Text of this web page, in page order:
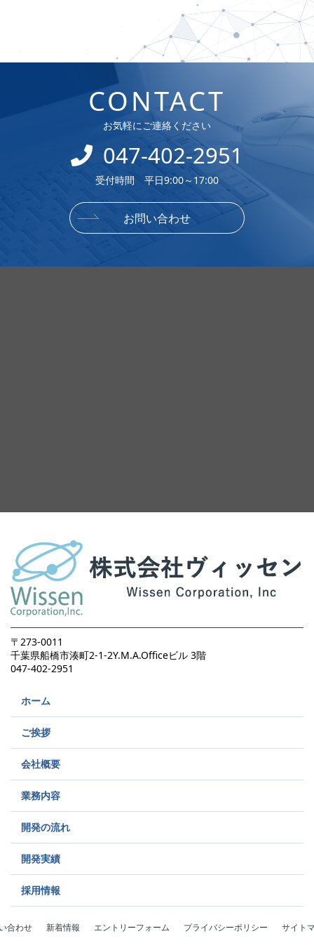
CONTACT
お気軽にご連絡ください
047-402-2951
受付時間 平日9:00～17:00
お問い合わせ
〒273-0011
千葉県船橋市湊町2-1-2Y.M.A.Officeビル 3階
047-402-2951
ホーム
ご挨拶
会社概要
業務内容
開発の流れ
開発実績
採用情報
合わせ 新着情報 エントリーフォーム プライバシーポリシー サイト